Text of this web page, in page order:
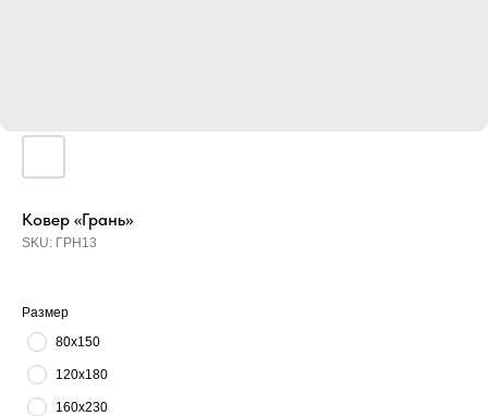
Ковер «Грань»
SKU: ГРН13
Размер
80х150
120х180
160х230